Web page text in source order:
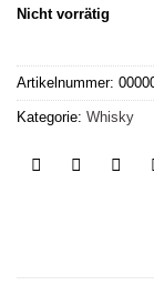
Nicht vorrätig
Artikelnummer:
Kategorie: Whisky